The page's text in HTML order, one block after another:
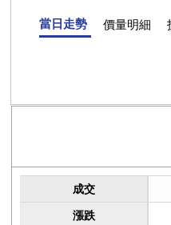
當日走勢 價量明細